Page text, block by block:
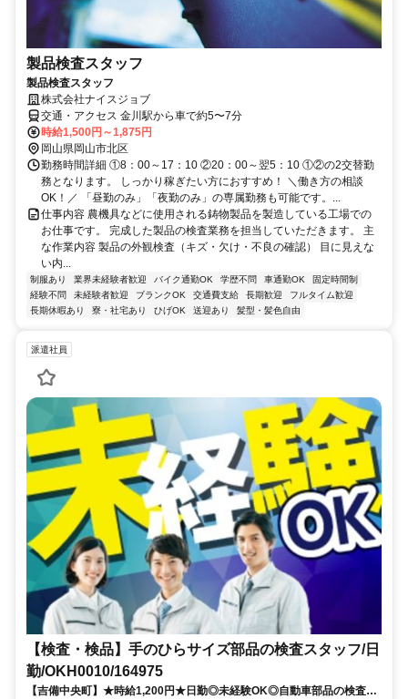
製品検査スタッフ
製品検査スタッフ
株式会社ナイスジョブ
交通・アクセス 金川駅から車で約5〜7分
時給1,500円～1,875円
岡山県岡山市北区
勤務時間詳細 ①8：00～17：10 ②20：00～翌5：10 ①②の2交替勤
務となります。 しっかり稼ぎたい方におすすめ！ ＼働き方の相談
OK！／ 「昼勤のみ」「夜勤のみ」の専属勤務も可能です。...
仕事内容 農機具などに使用される鋳物製品を製造している工場での
お仕事です。 完成した製品の検査業務を担当していただきます。 主
な作業内容 製品の外観検査（キズ・欠け・不良の確認） 目に見えな
い内...
制服あり 業界未経験者歓迎 バイク通勤OK 学歴不問 車通勤OK
固定時間制
経験不問
未経験者歓迎 ブランクOK 交通費支給 長期歓迎
フルタイム歓迎
長期休暇あり
寮・社宅あり ひげOK 送迎あり 髪型・髪色自由
派遣社員
【検査・検品】手のひらサイズ部品の検査スタッフ/日
勤/OKH0010/164975
【吉備中央町】★時給1,200円★日勤◎未経験OK◎自動車部品の検査業